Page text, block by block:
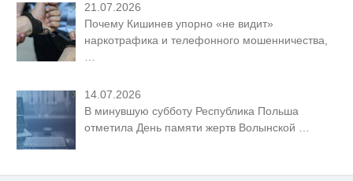
21.07.2026
Почему Кишинев упорно «не видит»
наркотрафика и телефонного мошенничества,
14.07.2026
В минувшую субботу Республика Польша
отметила День памяти жертв Волынской …